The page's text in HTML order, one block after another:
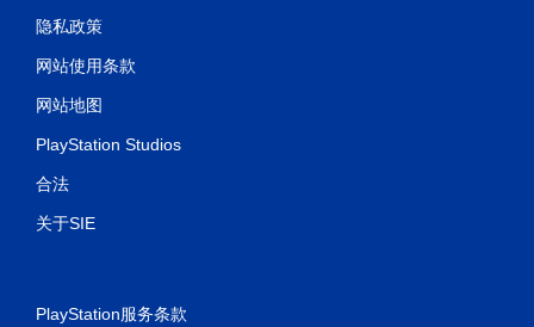
隐私政策
网站使用条款
网站地图
PlayStation Studios
合法
关于SIE
PlayStation服务条款